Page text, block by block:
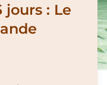
jours : Le